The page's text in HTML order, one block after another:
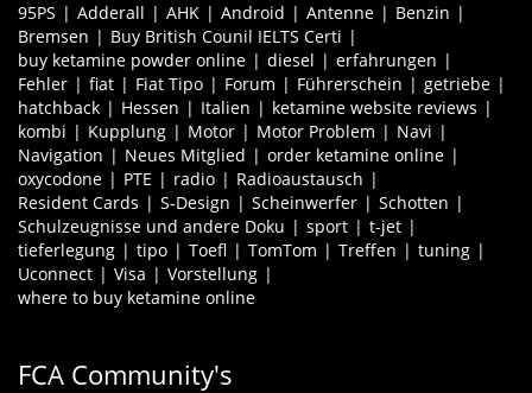
95PS Adderall AHK Android Antenne
Benzin
Bremsen
Buy British Counil IELTS Certi
buy ketamine powder online
diesel
erfahrungen
Fehler
fiat Fiat Tipo Forum Führerschein
getriebe
hatchback
Hessen Italien
ketamine website reviews
kombi
Kupplung Motor Motor Problem
Navi
Navigation
Neues Mitglied
order ketamine online
oxycodone
PTE radio
Radioaustausch
Resident Cards
S-Design Scheinwerfer
Schotten
Schulzeugnisse und andere Doku
sport
t-jet
tieferlegung
tipo Toefl TomTom Treffen
tuning
Uconnect
Visa
Vorstellung
where to buy ketamine online
FCA Community's